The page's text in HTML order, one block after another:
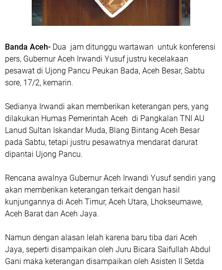
Banda Aceh- Dua jam ditunggu wartawan untuk konferensi
pers, Gubernur Aceh Irwandi Yusuf justru kecelakaan
pesawat di Ujong Pancu Peukan Bada, Aceh Besar, Sabtu
sore, 17/2, kemarin.
Sedianya Irwandi akan memberikan keterangan pers, yang
dilakukan Humas Pemerintah Aceh di Pangkalan TNI AU
Lanud Sultan Iskandar Muda, Blang Bintang Aceh Besar
pada Sabtu, tetapi justru pesawatnya mendarat darurat
dipantai Ujong Pancu.
Rencana awalnya Gubernur Aceh Irwandi Yusuf sendiri yang
akan memberikan keterangan terkait dengan hasil
kunjungannya di Aceh Timur, Aceh Utara, Lhokseumawe,
Aceh Barat dan Aceh Jaya.
Namun dengan alasan lelah karena baru tiba dari Aceh
Jaya, seperti disampaikan oleh Juru Bicara Saifullah Abdul
Gani maka keterangan disampaikan oleh Asisten II Setda